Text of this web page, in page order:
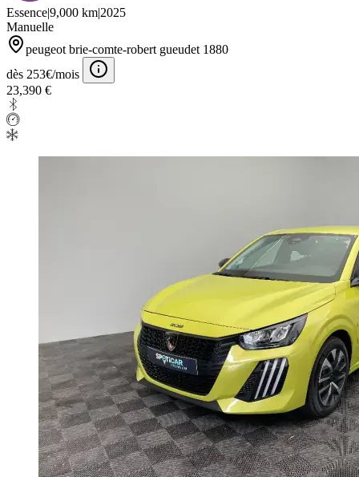
Essence|9,000 km|2025
Manuelle
peugeot brie-comte-robert gueudet 1880
dès 253€/mois
23,390 €